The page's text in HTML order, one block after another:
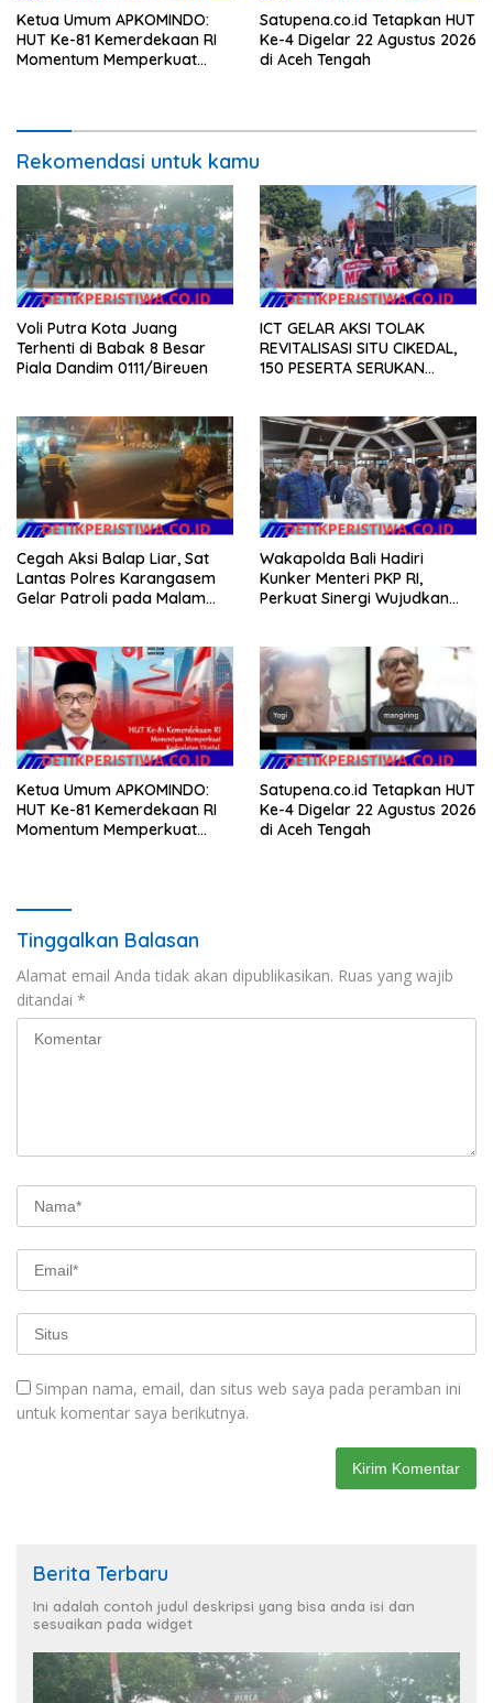
Ketua Umum APKOMINDO:
HUT Ke-81 Kemerdekaan RI
Momentum Memperkuat
Emas 2045
Satupena.co.id Tetapkan HUT
Ke-4 Digelar 22 Agustus 2026
di Aceh Tengah
Rekomendasi untuk kamu
Voli Putra Kota Juang
Terhenti di Babak 8 Besar
Piala Dandim 0111/Bireuen
ICT GELAR AKSI TOLAK
REVITALISASI SITU CIKEDAL,
150 PESERTA SERUKAN
Cegah Aksi Balap Liar, Sat
Lantas Polres Karangasem
Gelar Patroli pada Malam
Wakapolda Bali Hadiri
Kunker Menteri PKP RI,
Perkuat Sinergi Wujudkan
Ketua Umum APKOMINDO:
HUT Ke-81 Kemerdekaan RI
Momentum Memperkuat
Emas 2045
Satupena.co.id Tetapkan HUT
Ke-4 Digelar 22 Agustus 2026
di Aceh Tengah
Tinggalkan Balasan
Alamat email Anda tidak akan dipublikasikan. Ruas yang wajib
ditandai *
Simpan nama, email, dan situs web saya pada peramban ini
untuk komentar saya berikutnya.
Berita Terbaru
Ini adalah contoh judul deskripsi yang bisa anda isi dan
sesuaikan pada widget